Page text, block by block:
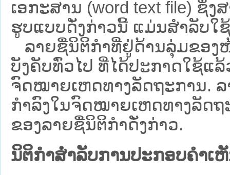
ເອກະສານ (word text file) ຊຶ່
ຮູບແບບດັ່ງກ່າວນີ້ ແມ່ນສຳລັບໃ
ລາຍຊື່ນິຕິກຳທີ່ຢູ່ດ້ານລຸ່ມຂອງ
ບັງຄັບທົ່ວໄປ ທີ່ໄດ້ປະກາດໃຊ້ແ
ຈົດໝາຍເຫດທາງລັດຖະການ.
ກຳລົງໃນຈົດໝາຍເຫດທາງລັດ
ຂອງລາຍຊື່ນິຕິກໍາດັ່ງກ່າວ.
ນິຕິກຳສຳລັບການປະກອບຄຳເ